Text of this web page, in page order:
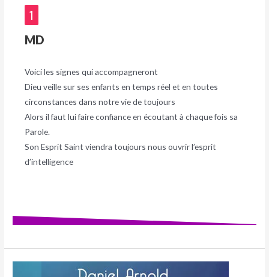
1
MD
Voici les signes qui accompagneront
Dieu veille sur ses enfants en temps réel et en toutes
circonstances dans notre vie de toujours
Alors il faut lui faire confiance en écoutant à chaque fois sa
Parole.
Son Esprit Saint viendra toujours nous ouvrir l’esprit
d’intelligence